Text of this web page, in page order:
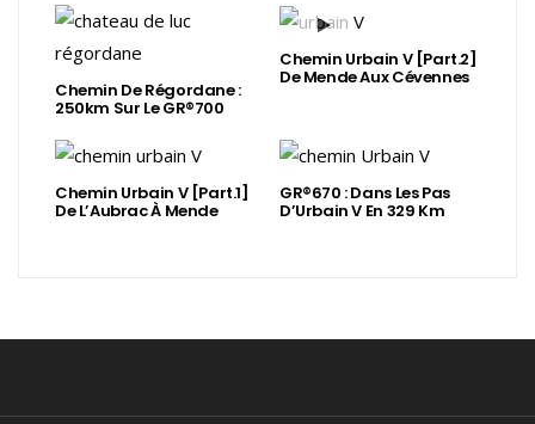
Chemin De Régordane :
250km Sur Le GR®700
Chemin Urbain V [Part.2]
De Mende Aux Cévennes
Chemin Urbain V [Part.1]
De L’Aubrac À Mende
GR®670 : Dans Les Pas
D’Urbain V En 329 Km